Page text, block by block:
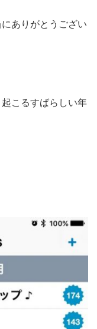
ありがとうござい
こるすばらしい年